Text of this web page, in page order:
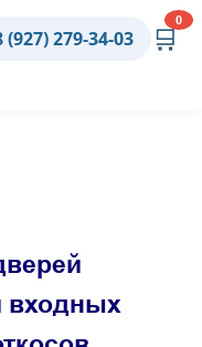
(927) 279-34-03 🛒
0
входных